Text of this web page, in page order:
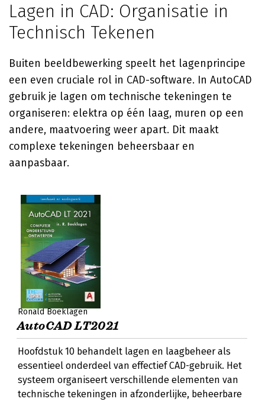
Lagen in CAD: Organisatie in
Technisch Tekenen
Buiten beeldbewerking speelt het lagenprincipe
een even cruciale rol in CAD-software. In AutoCAD
gebruik je lagen om technische tekeningen te
organiseren: elektra op één laag, muren op een
andere, maatvoering weer apart. Dit maakt
complexe tekeningen beheersbaar en
aanpasbaar.
Ronald Boeklagen
AutoCAD LT2021
Hoofdstuk 10 behandelt lagen en laagbeheer als
essentieel onderdeel van effectief CAD-gebruik. Het
systeem organiseert verschillende elementen van
technische tekeningen in afzonderlijke, beheerbare